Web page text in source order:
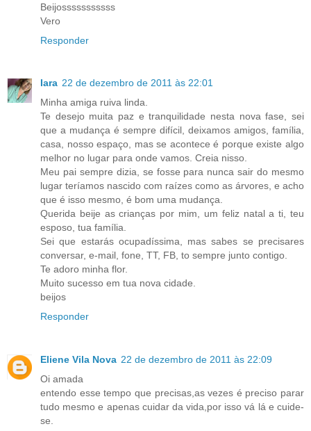
Beijosssssssssss
Vero
Responder
Iara 22 de dezembro de 2011 às 22:01
Minha amiga ruiva linda.
Te desejo muita paz e tranquilidade nesta nova fase, sei
que a mudança é sempre difícil, deixamos amigos, família,
casa, nosso espaço, mas se acontece é porque existe algo
melhor no lugar para onde vamos. Creia nisso.
Meu pai sempre dizia, se fosse para nunca sair do mesmo
lugar teríamos nascido com raízes como as árvores, e acho
que é isso mesmo, é bom uma mudança.
Querida beije as crianças por mim, um feliz natal a ti, teu
esposo, tua família.
Sei que estarás ocupadíssima, mas sabes se precisares
conversar, e-mail, fone, TT, FB, to sempre junto contigo.
Te adoro minha flor.
Muito sucesso em tua nova cidade.
beijos
Responder
Eliene Vila Nova 22 de dezembro de 2011 às 22:09
Oi amada
entendo esse tempo que precisas,as vezes é preciso parar
tudo mesmo e apenas cuidar da vida,por isso vá lá e cuide-
se.